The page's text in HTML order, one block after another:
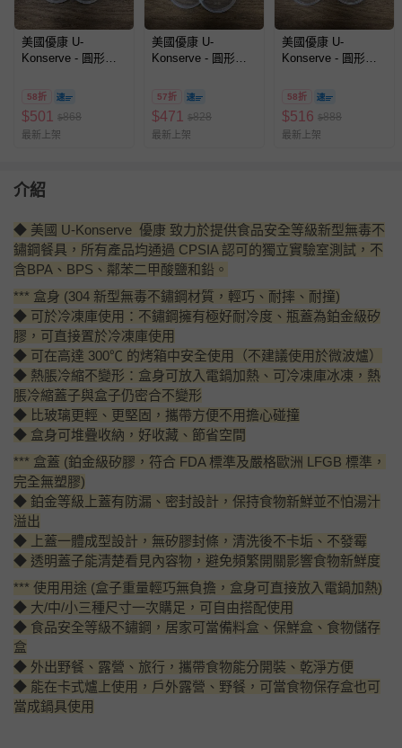
美國優康 U-
Konserve - 圓形防
蓋 90ml-透明兩入組
58折
$501 $868
最新上架
美國優康 U-
Konserve - 圓形防
蓋 150ml-透明兩入
組
57折
$471 $828
最新上架
美國優康 U-
Konserve - 圓形防
蓋 275ml-透明兩入
組
58折
$516 $888
最新上架
介紹
◆ 美國 U-Konserve 優康 致力於提供食品安全等級新型無毒不
鏽鋼餐具，所有產品均通過 CPSIA 認可的獨立實驗室測試，不
含BPA、BPS、鄰苯二甲酸鹽和鉛。
*** 盒身 (304 新型無毒不鏽鋼材質，輕巧、耐摔、耐撞)
◆ 可於冷凍庫使用：不鏽鋼擁有極好耐冷度、瓶蓋為鉑金級矽
膠，可直接置於冷凍庫使用
◆ 可在高達 300℃ 的烤箱中安全使用（不建議使用於微波爐）
◆ 熱脹冷縮不變形：盒身可放入電鍋加熱、可冷凍庫冰凍，熱
脹冷縮蓋子與盒子仍密合不變形
◆ 比玻璃更輕、更堅固，攜帶方便不用擔心碰撞
◆ 盒身可堆疊收納，好收藏、節省空間
*** 盒蓋 (鉑金級矽膠，符合 FDA 標準及嚴格歐洲 LFGB 標準，
完全無塑膠)
◆ 鉑金等級上蓋有防漏、密封設計，保持食物新鮮並不怕湯汁
溢出
◆ 上蓋一體成型設計，無矽膠封條，清洗後不卡垢、不發霉
◆ 透明蓋子能清楚看見內容物，避免頻繁開關影響食物新鮮度
*** 使用用途 (盒子重量輕巧無負擔，盒身可直接放入電鍋加熱)
◆ 大/中/小三種尺寸一次購足，可自由搭配使用
◆ 食品安全等級不鏽鋼，居家可當備料盒、保鮮盒、食物儲存
盒
◆ 外出野餐、露營、旅行，攜帶食物能分開裝、乾淨方便
◆ 能在卡式爐上使用，戶外露營、野餐，可當食物保存盒也可
當成鍋具使用